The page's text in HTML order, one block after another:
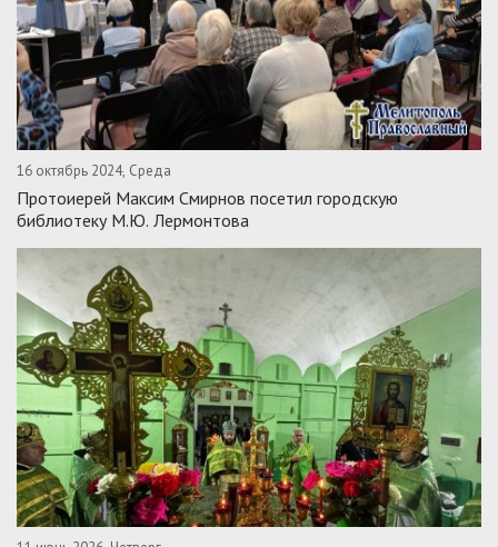
16 октябрь 2024, Среда
Протоиерей Максим Смирнов посетил городскую
библиотеку М.Ю. Лермонтова